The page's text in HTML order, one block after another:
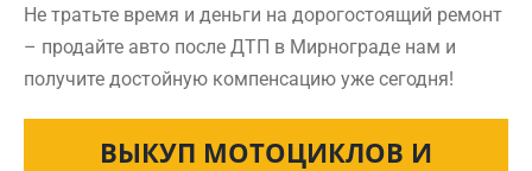
Не тратьте время и деньги на дорогостоящий ремонт
– продайте авто после ДТП в Мирнограде нам и
получите достойную компенсацию уже сегодня!
ВЫКУП МОТОЦИКЛОВ И